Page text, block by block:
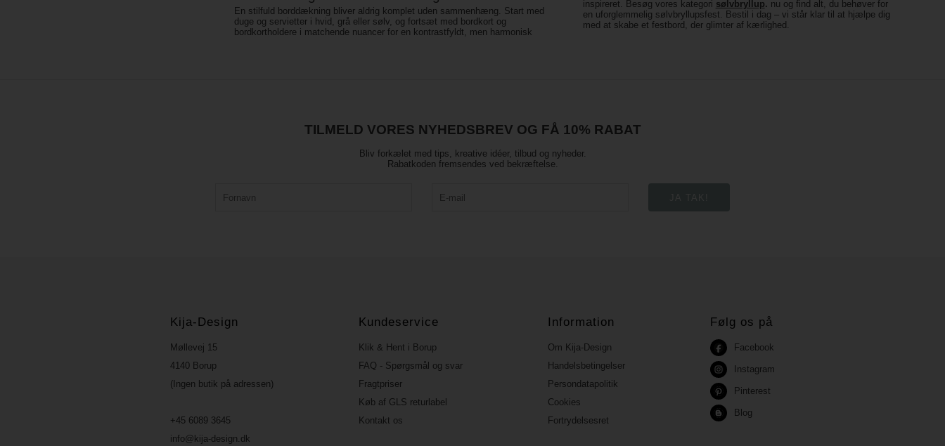
En stilfuld borddækning bliver aldrig komplet uden sammenhæng. Start med
duge og servietter i hvid, grå eller sølv, og fortsæt med bordkort og
bordkortholdere i matchende nuancer for en kontrastfyldt, men harmonisk
inspireret. Besøg vores kategori sølvbryllup. nu og find alt, du behøver for
en uforglemmelig sølvbryllupsfest. Bestil i dag – vi står klar til at hjælpe dig
med at skabe et festbord, der glimter af kærlighed.
TILMELD VORES NYHEDSBREV OG FÅ 10% RABAT
Bliv forkælet med tips, kreative idéer, tilbud og nyheder.
Rabatkoden fremsendes ved bekræftelse.
Kija-Design
Møllevej 15
4140 Borup
(Ingen butik på adressen)
+45 6089 3645
info@kija-design.dk
Kundeservice
Klik & Hent i Borup
FAQ - Spørgsmål og svar
Fragtpriser
Køb af GLS returlabel
Kontakt os
Information
Om Kija-Design
Handelsbetingelser
Persondatapolitik
Cookies
Fortrydelsesret
Følg os på
Facebook
Instagram
Pinterest
Blog